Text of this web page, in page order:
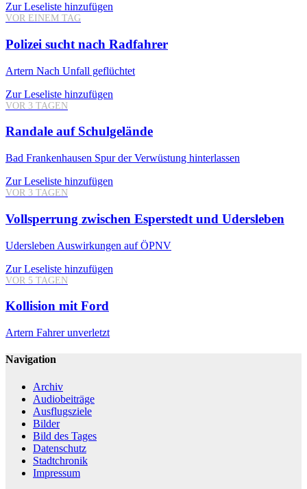
Zur Leseliste hinzufügen
VOR EINEM TAG
Polizei sucht nach Radfahrer
Artern Nach Unfall geflüchtet
Zur Leseliste hinzufügen
VOR 3 TAGEN
Randale auf Schulgelände
Bad Frankenhausen Spur der Verwüstung hinterlassen
Zur Leseliste hinzufügen
VOR 3 TAGEN
Vollsperrung zwischen Esperstedt und Udersleben
Udersleben Auswirkungen auf ÖPNV
Zur Leseliste hinzufügen
VOR 5 TAGEN
Kollision mit Ford
Artern Fahrer unverletzt
Navigation
Archiv
Audiobeiträge
Ausflugsziele
Bilder
Bild des Tages
Datenschutz
Stadtchronik
Impressum